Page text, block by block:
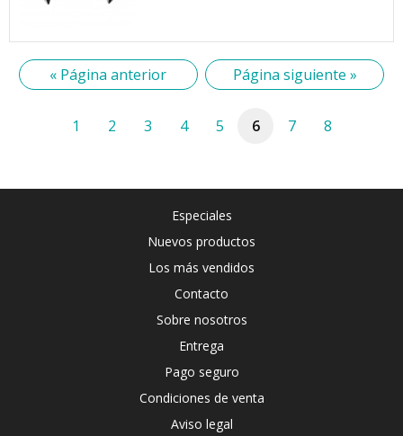
« Página anterior Página siguiente »
1 2 3 4 5 6 7 8
Especiales
Nuevos productos
Los más vendidos
Contacto
Sobre nosotros
Entrega
Pago seguro
Condiciones de venta
Aviso legal